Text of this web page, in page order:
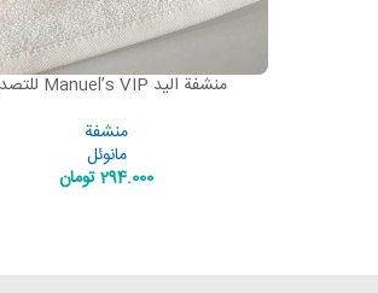
ADD TO CART
منشفة اليد Manuel’s VIP للتصدير
منشفة
مانوئل
294.000تومان